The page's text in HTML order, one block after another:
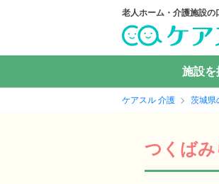
老人ホーム・介護施設の
施設を
ケアスル 介護 茨城県
つくば